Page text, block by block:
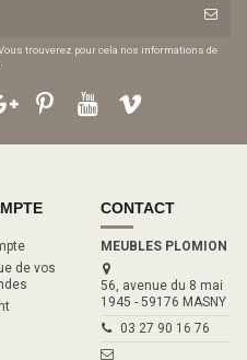
trouverez pour cela nos informations de
de vos
CONTACT
MEUBLES PLOMION
56, avenue du 8 mai
1945 - 59176 MASNY
03 27 90 16 76